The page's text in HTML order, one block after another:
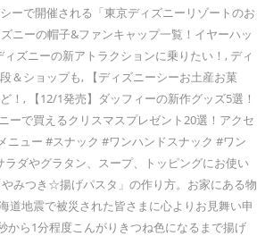
ーで開催される「東京ディズニーリゾートのお
ニーの帽子&ファンキャップ一覧！イヤーハッ
ズニーの新アトラクションに乗りたい！, ディ
＆ショップも, 【ディズニーシーお土産お菓
, 【12/1発売】ダッフィーの新作グッズ5選！
ーで買えるクリスマスプレゼント20選！アクセ
ュー #スナック #ワンハンドスナック #ワン
ダやグラタン、スープ、トッピングにお使い
みつき☆揚げパスタ」の作り方。お家にある物
地震で被災された皆さまに心よりお見舞い申
ら1分程度こんがりきつね色になるまで揚げ